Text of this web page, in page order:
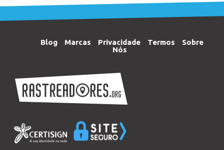
Blog Marcas Privacidade Termos
Sobre
Nós